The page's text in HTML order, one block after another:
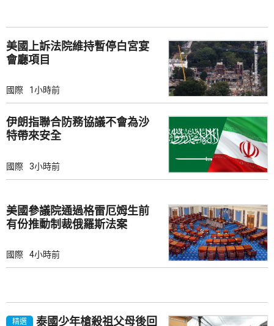
美國上訴法院維持暫停白宮宴
會廳項目
國際 1小時前
伊朗指聯合防務協議不會為沙
特帶來安全
國際 3小時前
美國參議院通過格雷厄姆生前
有份推動制裁俄羅斯法案
國際 4小時前
精選 泰國少年槍殺祖父母後回